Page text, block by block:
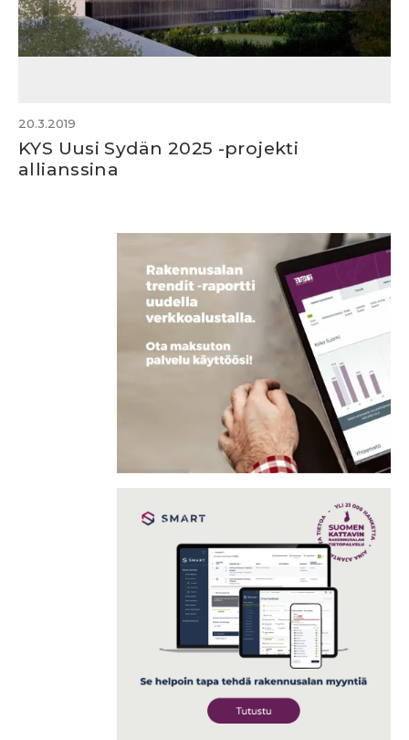
20.3.2019
KYS Uusi Sydän 2025 -projekti
allianssina